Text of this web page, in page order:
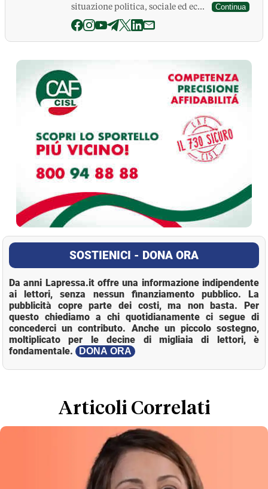
situazione politica, sociale ed ec...
Continua
La Pressa
SOSTIENICI - DONA ORA
Da anni Lapressa.it offre una informazione indipendente
ai lettori, senza nessun finanziamento pubblico. La
pubblicità copre parte dei costi, ma non basta. Per
questo chiediamo a chi quotidianamente ci segue di
concederci un contributo. Anche un piccolo sostegno,
moltiplicato per le decine di migliaia di lettori, è
fondamentale.
DONA ORA
Articoli Correlati